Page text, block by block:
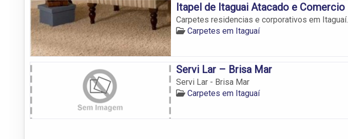
Itapel de Itaguai Atacado e Comercio
Carpetes residencias e corporativos em Itaguaí.
Carpetes em Itaguaí
Servi Lar – Brisa Mar
Servi Lar - Brisa Mar
Carpetes em Itaguaí